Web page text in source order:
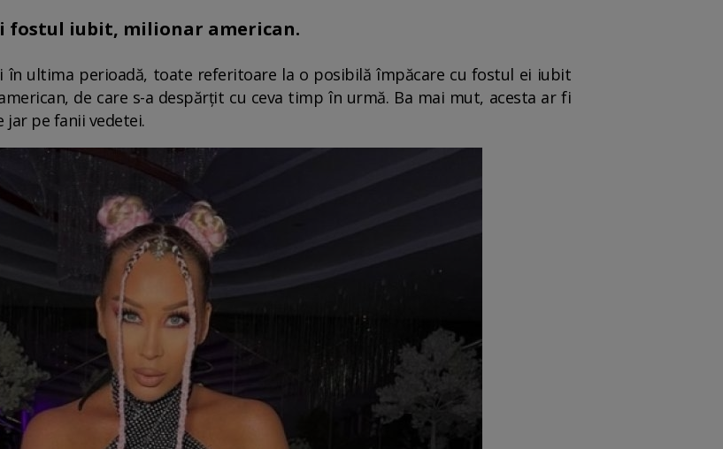
fostul iubit, milionar american.
în ultima perioadă, toate referitoare la o posibilă împăcare cu fostul ei iubit
de care s-a despărțit cu ceva timp în urmă. Ba mai mut, acesta ar fi
jar pe fanii vedetei.